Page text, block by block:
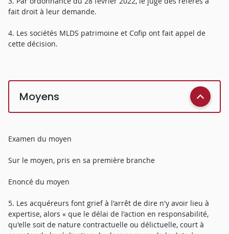
fait droit à leur demande.
4. Les sociétés MLDS patrimoine et Cofip ont fait appel de
cette décision.
Moyens
Examen du moyen
Sur le moyen, pris en sa première branche
Enoncé du moyen
5. Les acquéreurs font grief à l'arrêt de dire n'y avoir lieu à
expertise, alors « que le délai de l'action en responsabilité,
qu'elle soit de nature contractuelle ou délictuelle, court à